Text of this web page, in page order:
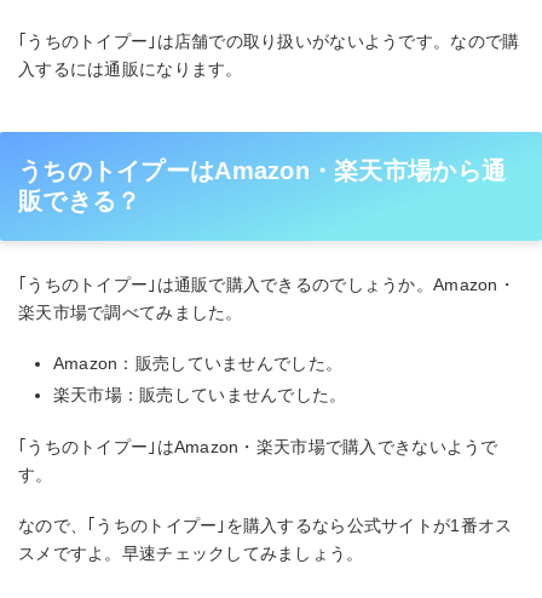
｢うちのトイプー｣は店舗での取り扱いがないようです。なので購
入するには通販になります。
うちのトイプーはAmazon・楽天市場から通
販できる？
｢うちのトイプー｣は通販で購入できるのでしょうか。Amazon・
楽天市場で調べてみました。
Amazon：販売していませんでした。
楽天市場：販売していませんでした。
｢うちのトイプー｣はAmazon・楽天市場で購入できないようで
す。
なので、｢うちのトイプー｣を購入するなら公式サイトが1番オス
スメですよ。早速チェックしてみましょう。